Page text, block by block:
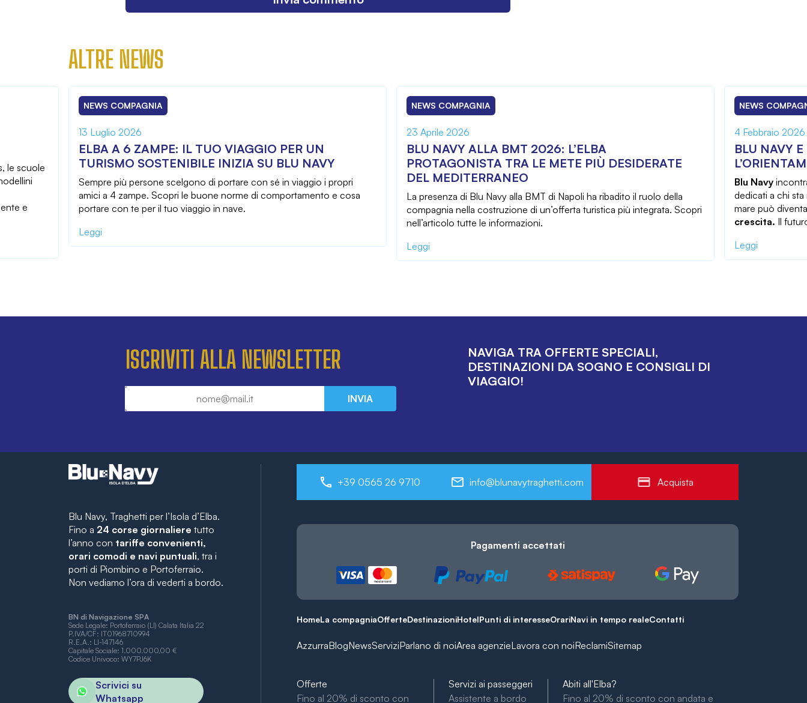
ALTRE NEWS
le scuole
e
NEWS COMPAGNIA
13 Luglio 2026
ELBA A 6 ZAMPE: IL TUO VIAGGIO PER UN
TURISMO SOSTENIBILE INIZIA SU BLU NAVY
Sempre più persone scelgono di portare con sé in viaggio i propri
amici a 4 zampe. Scopri le buone norme di comportamento e cosa
portare con te per il tuo viaggio in nave.
Leggi
NEWS COMPAGNIA
23 Aprile 2026
BLU NAVY ALLA BMT 2026: L’ELBA
PROTAGONISTA TRA LE METE PIÙ DESIDERATE
DEL MEDITERRANEO
La presenza di Blu Navy alla BMT di Napoli ha ribadito il ruolo della
compagnia nella costruzione di un’offerta turistica più integrata. Scopri
nell’articolo tutte le informazioni.
Leggi
NEWS
4 Febbraio 2026
BLU NAVY
Blu Navy
dedicati a chi
mare può
crescita. Il
Leggi
ISCRIVITI ALLA NEWSLETTER
INVIA
NAVIGA TRA OFFERTE SPECIALI,
DESTINAZIONI DA SOGNO E CONSIGLI DI
VIAGGIO!
Blu Navy, Traghetti per l’Isola d’Elba.
Fino a 24 corse giornaliere tutto
l’anno con tariffe convenienti,
orari comodi e navi puntuali, tra i
porti di Piombino e Portoferraio.
Non vediamo l’ora di vederti a bordo.
BN di Navigazione SPA
Sede Legale: Portoferraio (LI) Calata Italia 22
P.IVA/CF: IT01968710994
R.E.A.: LI-147146
Capitale Sociale: 1.000.000,00 €
Codice Univoco: WY7PJ6K
Scrivici su
Whatsapp
+39 0565 26 9710 info@blunavytraghetti.com Acquista
Pagamenti accettati
HomeLa compagniaOfferteDestinazioniHotelPunti di interesseOrariNavi in tempo realeContatti
AzzurraBlogNewsServiziParlano di noiArea agenzieLavora con noiReclamiSitemap
Offerte
Fino al 20% di sconto con
Servizi ai passeggeri
Assistente a bordo
Abiti all'Elba?
Fino al 20% di sconto con andata e